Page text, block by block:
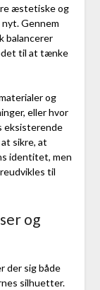
æstetiske og
Gennem
balancerer
til at tænke
og
eller hvor
eksisterende
sikre, at
identitet, men
til
og
der sig både
silhuetter.